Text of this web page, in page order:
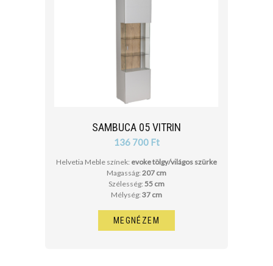
SAMBUCA 05 VITRIN
136 700 Ft
Helvetia Meble színek: evoke tölgy/világos szürke
Magasság: 207 cm
Szélesség: 55 cm
Mélység: 37 cm
MEGNÉZEM